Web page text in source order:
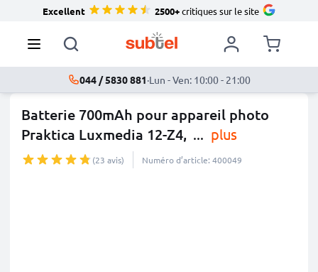
Excellent 2500+critiques sur le site
044 / 5830 881·Lun - Ven: 10:00 - 21:00
Batterie 700mAh pour appareil photo
Praktica Luxmedia 12-Z4, ... plus
(23 avis) Numéro d’article: 400049